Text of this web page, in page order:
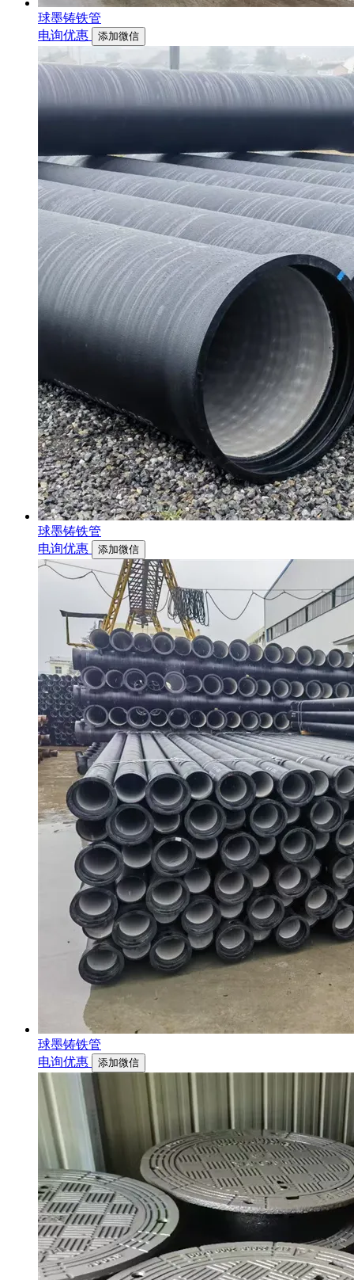
球墨铸铁管
电询优惠
添加微信
球墨铸铁管
电询优惠
添加微信
球墨铸铁管
电询优惠
添加微信